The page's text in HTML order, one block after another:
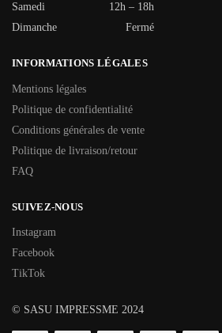
Samedi
12h – 18h
Dimanche
Fermé
INFORMATIONS LÉGALES
Mentions légales
Politique de confidentialité
Conditions générales de vente
Politique de livraison/retour
FAQ
SUIVEZ-NOUS
Instagram
Facebook
TikTok
© SASU IMPRESSME 2024